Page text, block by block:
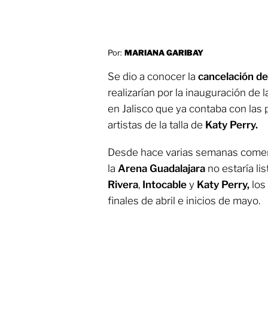
Por: MARIANA GARIBAY
Se dio a conocer la cancelación
realizarían por la inauguración de
en Jalisco que ya contaba con
artistas de la talla de Katy Perry.
Desde hace varias semanas
la Arena Guadalajara no estaría
Rivera, Intocable y Katy Perry, los
finales de abril e inicios de mayo.